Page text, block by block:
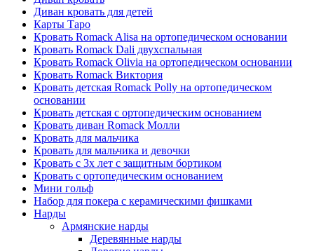
Диван кровать для детей
Карты Таро
Кровать Romack Alisa на ортопедическом основании
Кровать Romack Dali двухспальная
Кровать Romack Olivia на ортопедическом основании
Кровать Romack Виктория
Кровать детская Romack Polly на ортопедическом
основании
Кровать детская с ортопедическим основанием
Кровать диван Romack Молли
Кровать для мальчика
Кровать для мальчика и девочки
Кровать с 3х лет с защитным бортиком
Кровать с ортопедическим основанием
Мини гольф
Набор для покера с керамическими фишками
Нарды
Армянские нарды
Деревянные нарды